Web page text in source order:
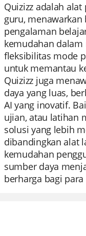
Quizizz adalah
guru,
pengalaman
kemudahan
fleksibilitas mode
untuk memantau
Quizizz juga
daya yang luas,
AI yang inovatif.
ujian, atau latihan
solusi yang lebih
dibandingkan alat
kemudahan
sumber daya
berharga bagi